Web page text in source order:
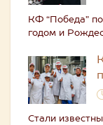
КФ “Победа”
годом и
Стали